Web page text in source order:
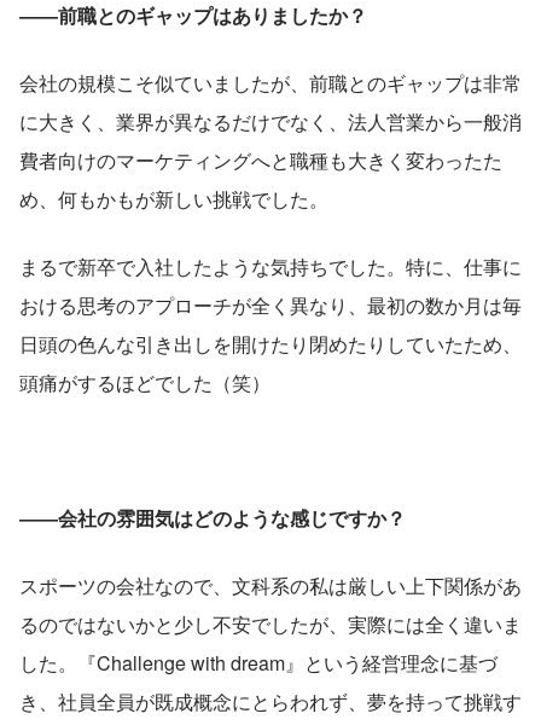
――前職とのギャップはありましたか？
会社の規模こそ似ていましたが、前職とのギャップは非常
に大きく、業界が異なるだけでなく、法人営業から一般消
費者向けのマーケティングへと職種も大きく変わったた
め、何もかもが新しい挑戦でした。
まるで新卒で入社したような気持ちでした。特に、仕事に
おける思考のアプローチが全く異なり、最初の数か月は毎
日頭の色んな引き出しを開けたり閉めたりしていたため、
頭痛がするほどでした（笑）
――会社の雰囲気はどのような感じですか？
スポーツの会社なので、文科系の私は厳しい上下関係があ
るのではないかと少し不安でしたが、実際には全く違いま
した。『Challenge with dream』という経営理念に基づ
き、社員全員が既成概念にとらわれず、夢を持って挑戦す